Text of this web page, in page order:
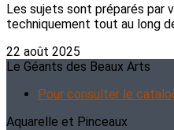
Les sujets sont préparés par
techniquement tout au long
22 août 2025
Le Géants des Beaux Arts
Pour consulter le
Aquarelle et Pinceaux